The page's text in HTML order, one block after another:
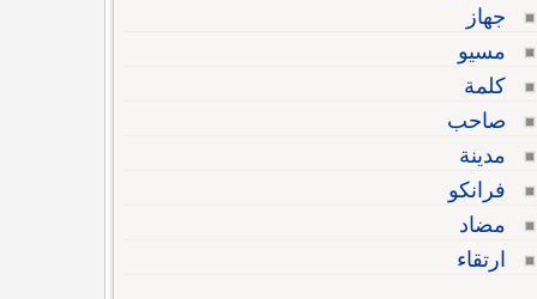
جهاز
مسيو
كلمة
صاحب
مدينة
فرانكو
مضاد
ارتقاء